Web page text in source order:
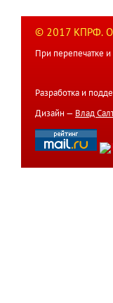
© 2017 КПРФ.
При перепечатке
Разработка и
Дизайн — Влад